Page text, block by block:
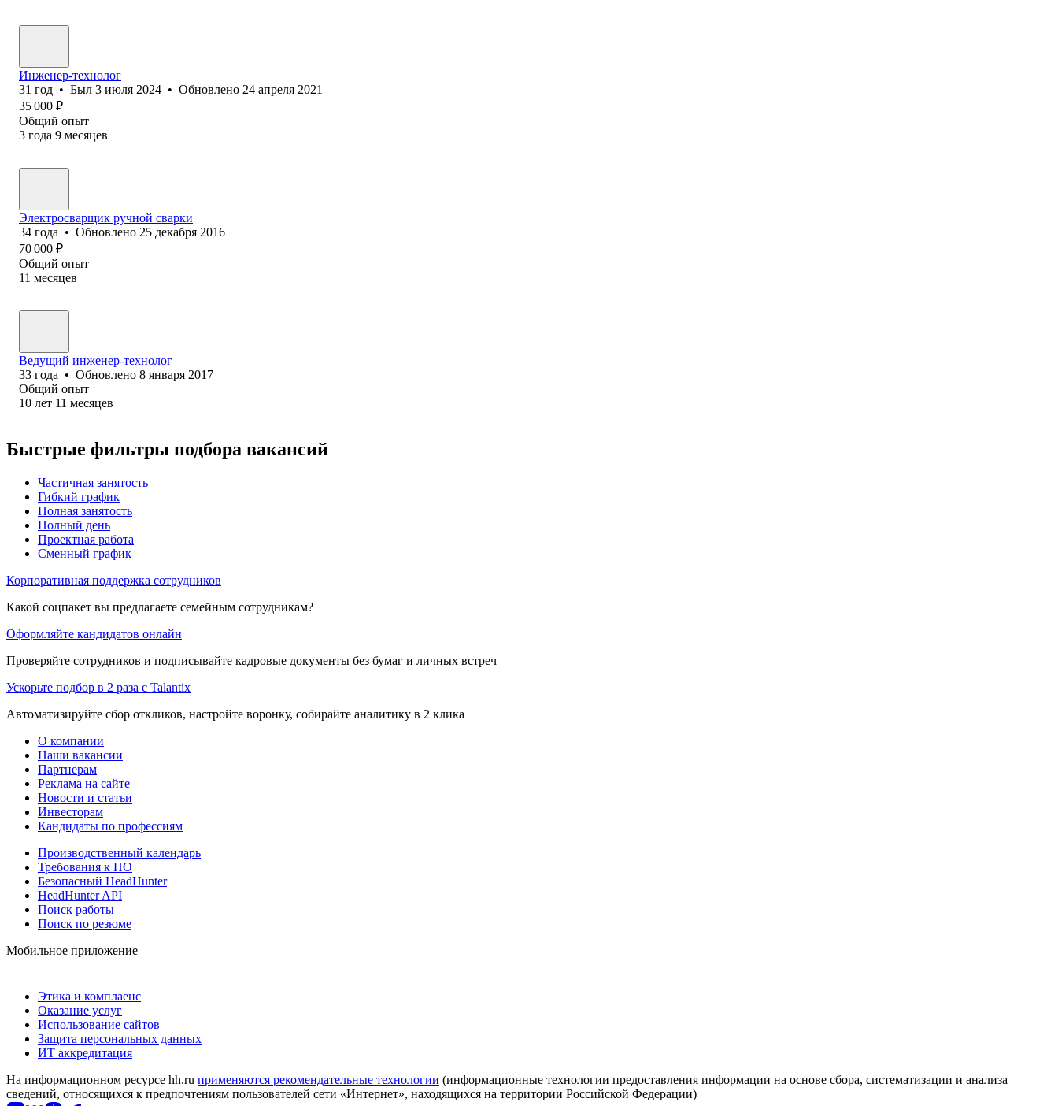
Инженер-технолог
31 год • Был 3 июля 2024 • Обновлено 24 апреля 2021
35 000 ₽
Общий опыт
3 года 9 месяцев
Электросварщик ручной сварки
34 года • Обновлено 25 декабря 2016
70 000 ₽
Общий опыт
11 месяцев
Ведущий инженер-технолог
33 года • Обновлено 8 января 2017
Общий опыт
10 лет 11 месяцев
Быстрые фильтры подбора вакансий
Частичная занятость
Гибкий график
Полная занятость
Полный день
Проектная работа
Сменный график
Корпоративная поддержка сотрудников
Какой соцпакет вы предлагаете семейным сотрудникам?
Оформляйте кандидатов онлайн
Проверяйте сотрудников и подписывайте кадровые документы без бумаг и личных встреч
Ускорьте подбор в 2 раза с Talantix
Автоматизируйте сбор откликов, настройте воронку, собирайте аналитику в 2 клика
О компании
Наши вакансии
Партнерам
Реклама на сайте
Новости и статьи
Инвесторам
Кандидаты по профессиям
Производственный календарь
Требования к ПО
Безопасный HeadHunter
HeadHunter API
Поиск работы
Поиск по резюме
Мобильное приложение
Этика и комплаенс
Оказание услуг
Использование сайтов
Защита персональных данных
ИТ аккредитация
На информационном ресурсе hh.ru применяются рекомендательные технологии (информационные технологии предоставления информации на основе сбора, систематизации и анализа
сведений, относящихся к предпочтениям пользователей сети «Интернет», находящихся на территории Российской Федерации)